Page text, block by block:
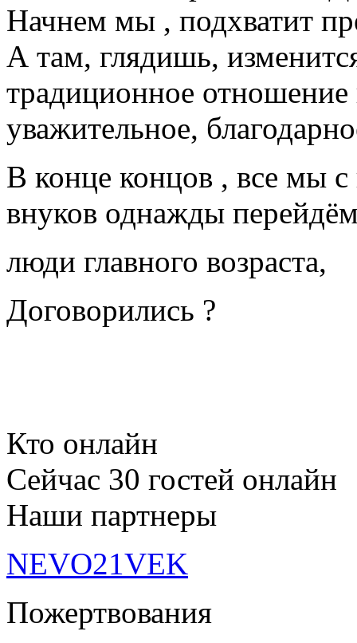
Начнем мы , подхватит
А там, глядишь,
традиционное
уважительное,
В конце концов , все мы
внуков однажды
люди главного возраста,
Договорились ?
Кто онлайн
Сейчас 30 гостей онлайн
Наши партнеры
NEVO21VEK
Пожертвования